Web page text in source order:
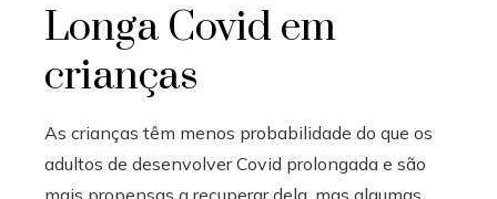
Longa Covid em
crianças
As crianças têm menos probabilidade do que os
adultos de desenvolver Covid prolongada e são
mais propensas a recuperar dela, mas algumas